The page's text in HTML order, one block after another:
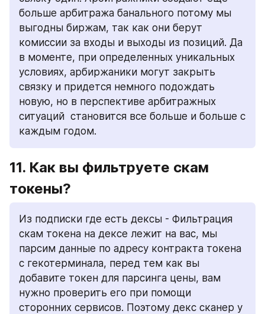
больше арбитража банального потому мы
выгодны биржам, так как они берут
комиссии за входы и выходы из позиций. Да
в моменте, при определенных уникальных
условиях, арбиржаники могут закрыть
связку и придется немного подождать
новую, но в перспективе арбитражных
ситуаций  становится все больше и больше с
каждым годом.
11. Как вы фильтруете скам
токены?
Из подписки где есть дексы - Фильтрация
скам токена на дексе лежит на вас, мы
парсим данные по адресу контракта токена
с гекотерминала, перед тем как вы
добавите токен для парсинга цены, вам
нужно проверить его при помощи
сторонних сервисов. Поэтому декс сканер у